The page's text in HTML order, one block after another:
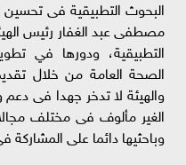
البحوث التطبيقية فى تحسين
مصطفى عبد الغفار رئيس
التطبيقية، ودورها في
الصحة العامة من خلال
والهيئة لا تدخر جهدا فى دعم
الغير مألوف فى مختلف
وباحثيها دائما على المشاركة